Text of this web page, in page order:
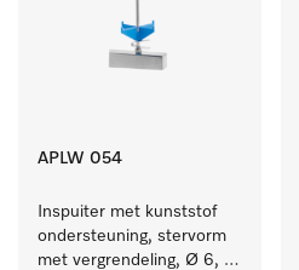
APLW 054
Inspuiter met kunststof
ondersteuning, stervorm
met vergrendeling, Ø 6,